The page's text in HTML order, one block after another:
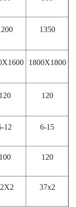
1350
1800X1800
120 120
12 6-15
100 120
37x2